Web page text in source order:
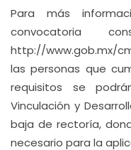
Para más
convocatoria
http://www.gob.mx/
las personas que
requisitos se
Vinculación y
baja de rectoría,
necesario para la